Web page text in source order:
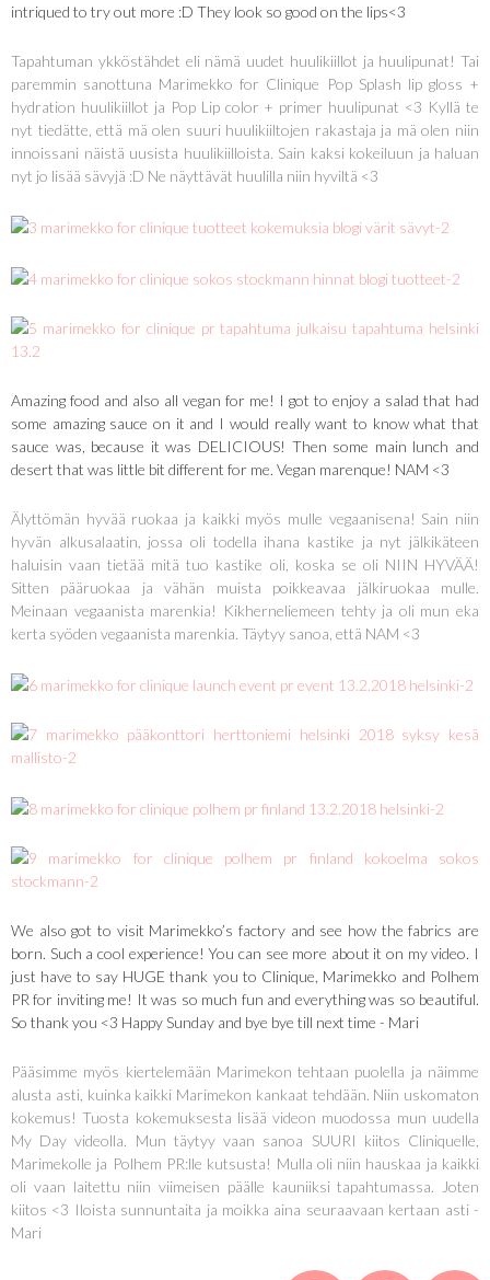
intriqued to try out more :D They look so good on the lips<3
Tapahtuman ykköstähdet eli nämä uudet huulikiillot ja huulipunat! Tai
paremmin sanottuna Marimekko for Clinique Pop Splash lip gloss +
hydration huulikiillot ja Pop Lip color + primer huulipunat <3 Kyllä te
nyt tiedätte, että mä olen suuri huulikiiltojen rakastaja ja mä olen niin
innoissani näistä uusista huulikiilloista. Sain kaksi kokeiluun ja haluan
nyt jo lisää sävyjä :D Ne näyttävät huulilla niin hyviltä <3
Amazing food and also all vegan for me! I got to enjoy a salad that had
some amazing sauce on it and I would really want to know what that
sauce was, because it was DELICIOUS! Then some main lunch and
desert that was little bit different for me. Vegan marenque! NAM <3
Älyttömän hyvää ruokaa ja kaikki myös mulle vegaanisena! Sain niin
hyvän alkusalaatin, jossa oli todella ihana kastike ja nyt jälkikäteen
haluisin vaan tietää mitä tuo kastike oli, koska se oli NIIN HYVÄÄ!
Sitten pääruokaa ja vähän muista poikkeavaa jälkiruokaa mulle.
Meinaan vegaanista marenkia! Kikherneliemeen tehty ja oli mun eka
kerta syöden vegaanista marenkia. Täytyy sanoa, että NAM <3
We also got to visit Marimekko’s factory and see how the fabrics are
born. Such a cool experience! You can see more about it on my video. I
just have to say HUGE thank you to Clinique, Marimekko and Polhem
PR for inviting me! It was so much fun and everything was so beautiful.
So thank you <3 Happy Sunday and bye bye till next time - Mari
Pääsimme myös kiertelemään Marimekon tehtaan puolella ja näimme
alusta asti, kuinka kaikki Marimekon kankaat tehdään. Niin uskomaton
kokemus! Tuosta kokemuksesta lisää videon muodossa mun uudella
My Day videolla. Mun täytyy vaan sanoa SUURI kiitos Cliniquelle,
Marimekolle ja Polhem PR:lle kutsusta! Mulla oli niin hauskaa ja kaikki
oli vaan laitettu niin viimeisen päälle kauniiksi tapahtumassa. Joten
kiitos <3 Iloista sunnuntaita ja moikka aina seuraavaan kertaan asti -
Mari